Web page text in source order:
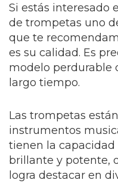
Si estás interesado
de trompetas uno
que te
es su calidad. Es
modelo perdurable
largo tiempo.
Las trompetas
instrumentos
tienen la
brillante y potente,
logra destacar en